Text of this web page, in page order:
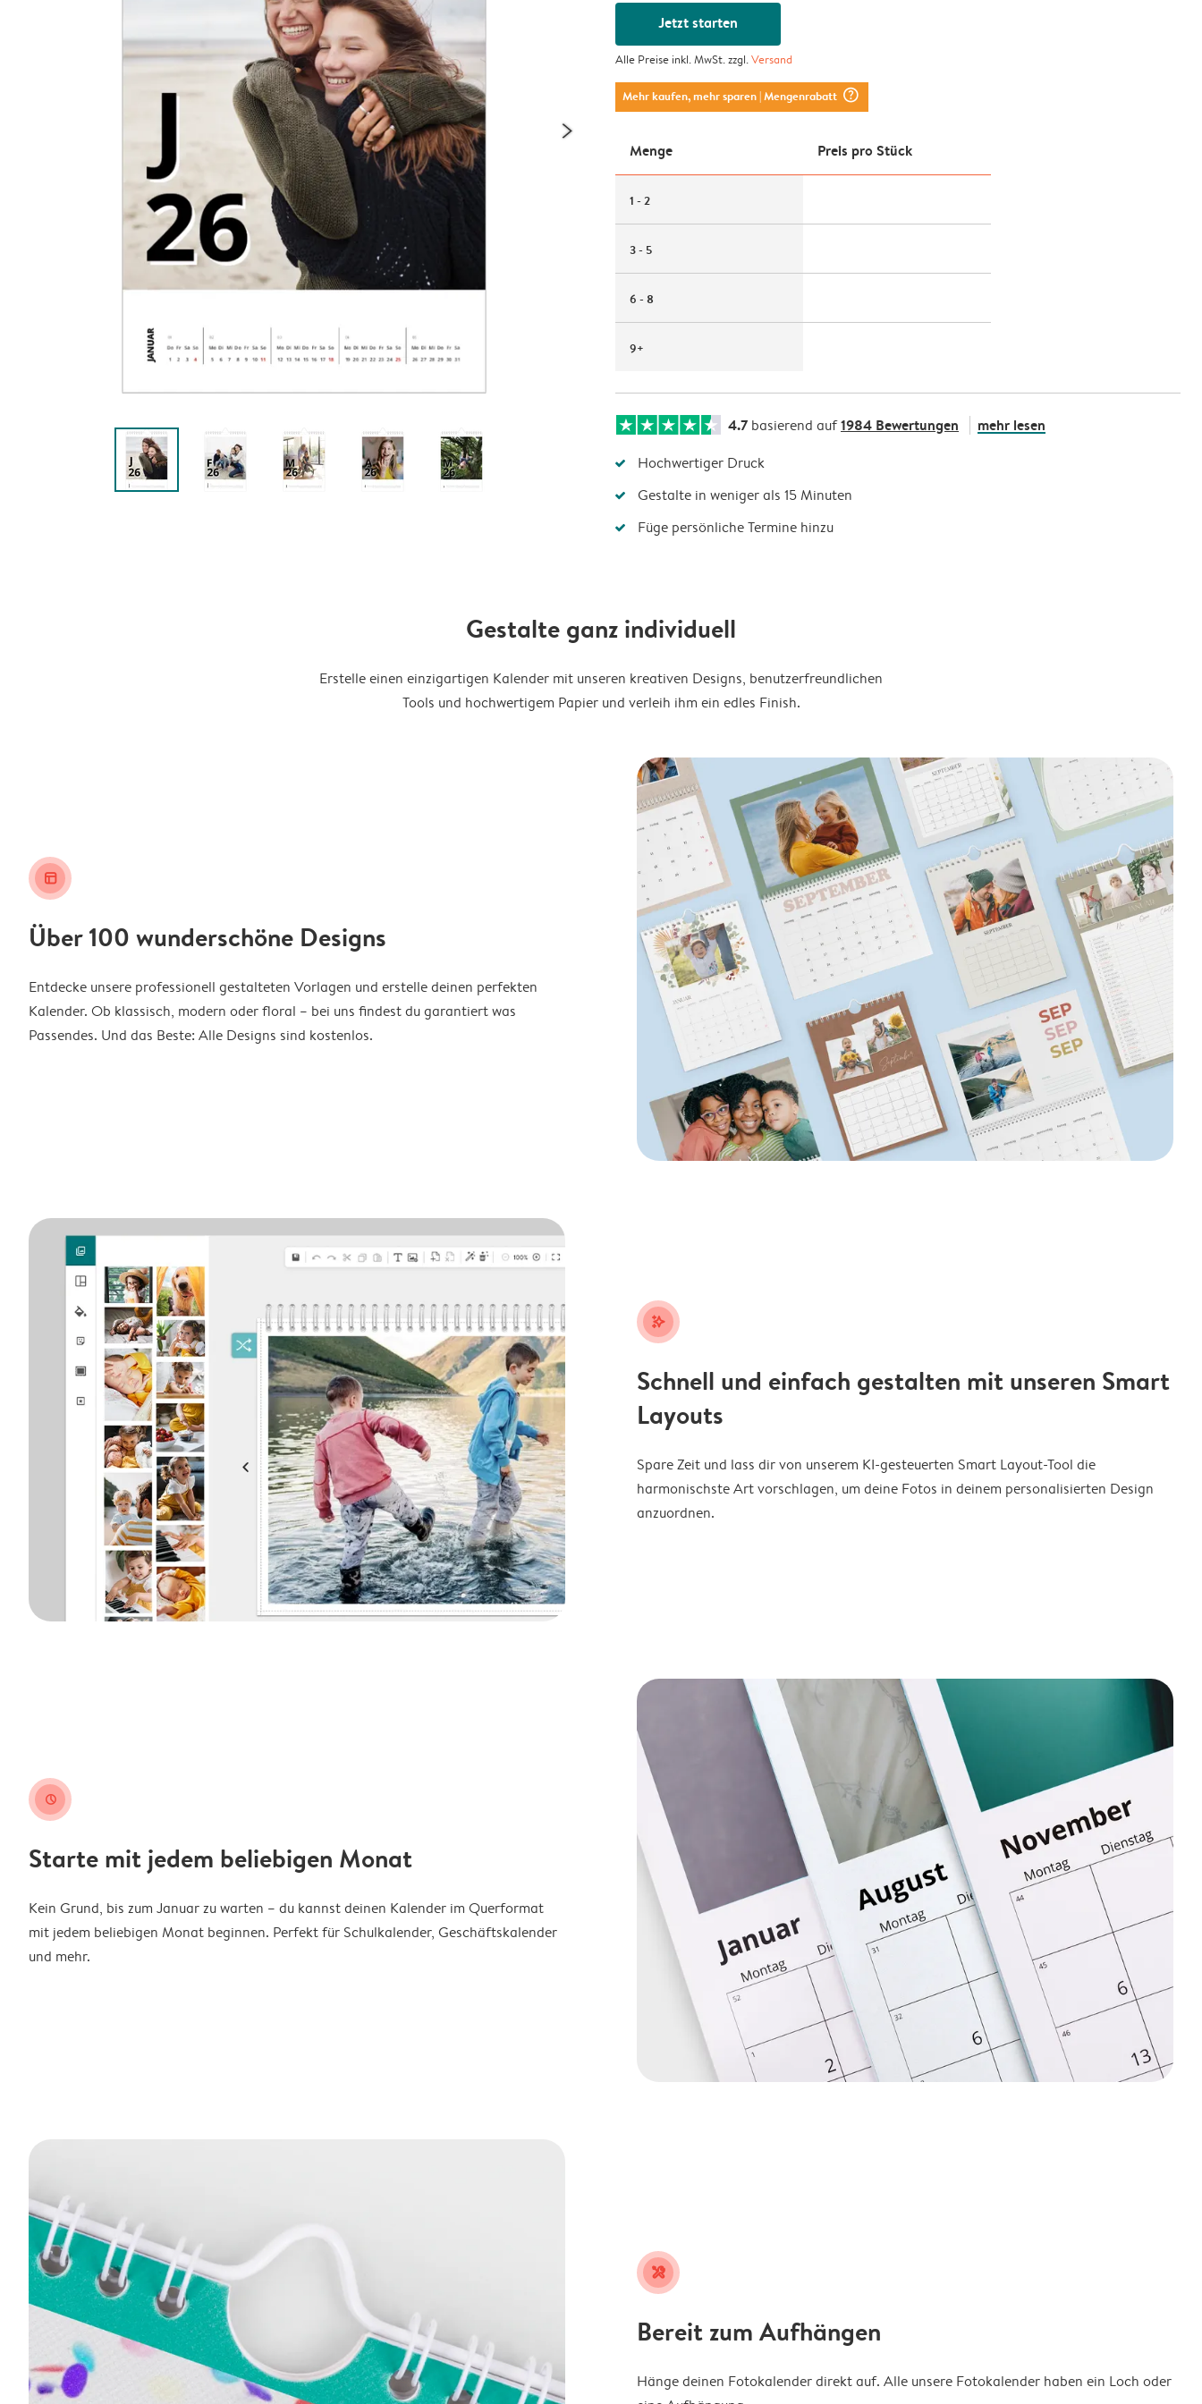
Jetzt starten
Alle Preise inkl. MwSt. zzgl.Versand
Mehr kaufen, mehr sparen| Mengenrabatt question_mark_circle
Menge Preis pro Stück
1 - 2
3 - 5
6 - 8
9+
4.7 basierend auf1984 Bewertungen mehr lesen
Hochwertiger Druck
Gestalte in weniger als 15 Minuten
Füge persönliche Termine hinzu
Gestalte ganz individuell
Erstelle einen einzigartigen Kalender mit unseren kreativen Designs, benutzerfreundlichen
Tools und hochwertigem Papier und verleih ihm ein edles Finish.
layout_alt
Über 100 wunderschöne Designs
Entdecke unsere professionell gestalteten Vorlagen und erstelle deinen perfekten
Kalender. Ob klassisch, modern oder floral – bei uns findest du garantiert was
Passendes. Und das Beste: Alle Designs sind kostenlos.
stars_plus
Schnell und einfach gestalten mit unseren Smart
Layouts
Spare Zeit und lass dir von unserem KI-gesteuerten Smart Layout-Tool die
harmonischste Art vorschlagen, um deine Fotos in deinem personalisierten Design
anzuordnen.
clock
Starte mit jedem beliebigen Monat
Kein Grund, bis zum Januar zu warten – du kannst deinen Kalender im Querformat
mit jedem beliebigen Monat beginnen. Perfekt für Schulkalender, Geschäftskalender
und mehr.
tools
Bereit zum Aufhängen
Hänge deinen Fotokalender direkt auf. Alle unsere Fotokalender haben ein Loch oder